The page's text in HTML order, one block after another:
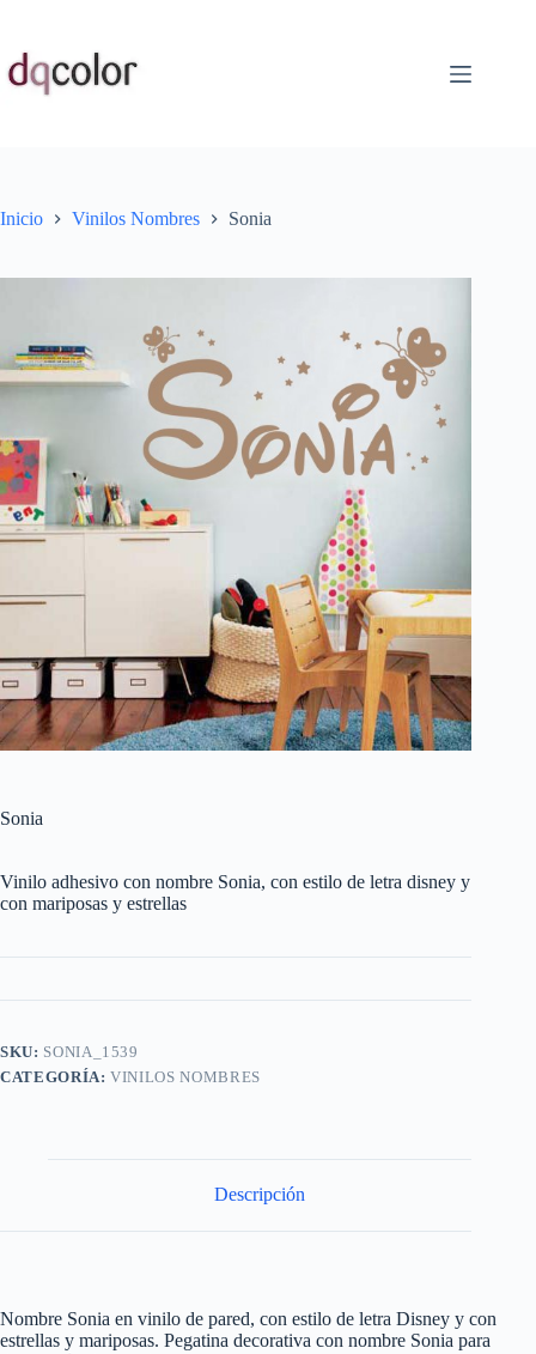
contenido
Inicio Vinilos Nombres Sonia
Sonia
Vinilo adhesivo con nombre Sonia, con estilo de letra disney y
con mariposas y estrellas
SKU: SONIA_1539
CATEGORÍA:VINILOS NOMBRES
Descripción
Nombre Sonia en vinilo de pared, con estilo de letra Disney y con
estrellas y mariposas. Pegatina decorativa con nombre Sonia para